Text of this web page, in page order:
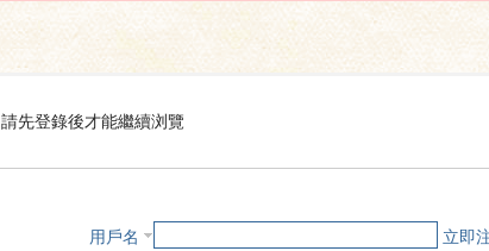
請先登錄後才能繼續浏覽
用戶名
立即